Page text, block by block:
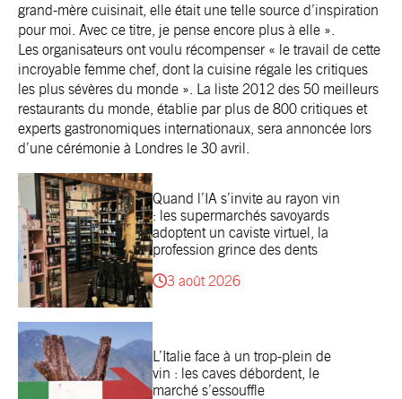
grand-mère cuisinait, elle était une telle source d’inspiration
pour moi. Avec ce titre, je pense encore plus à elle ».
Les organisateurs ont voulu récompenser « le travail de cette
incroyable femme chef, dont la cuisine régale les critiques
les plus sévères du monde ». La liste 2012 des 50 meilleurs
restaurants du monde, établie par plus de 800 critiques et
experts gastronomiques internationaux, sera annoncée lors
d’une cérémonie à Londres le 30 avril.
Quand l’IA s’invite au rayon vin
: les supermarchés savoyards
adoptent un caviste virtuel, la
profession grince des dents
3 août 2026
L’Italie face à un trop-plein de
vin : les caves débordent, le
marché s’essouffle